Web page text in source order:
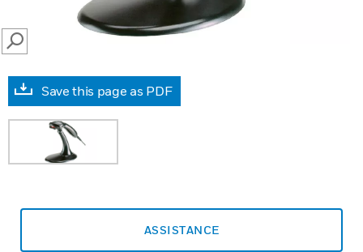
SEARCH
Save this page as PDF
ASSISTANCE